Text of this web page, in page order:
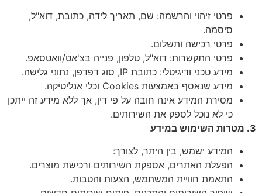
פרטי זיהוי והרשמה: שם, תאריך לידה, כתובת, דוא"ל,
סיסמה.
פרטי רכישה ותשלום.
פרטי התקשרות: דוא"ל, טלפון, פנייה בצ'אט/וואטסאפ.
מידע טכני ודיגיטלי: כתובת IP, סוג דפדפן, נתוני גלישה.
מידע שנאסף באמצעות Cookies וכלי אנליטיקה.
מסירת המידע אינה חובה על פי דין, אך ללא מידע זה ייתכן
כי לא נוכל לספק את השירותים.
3. מטרות השימוש במידע
המידע ישמש, בין היתר, לצורך:
הפעלת האתרים, אספקת השירותים ורכישת מוצרים.
התאמת חוויית המשתמש, הצעות והטבות.